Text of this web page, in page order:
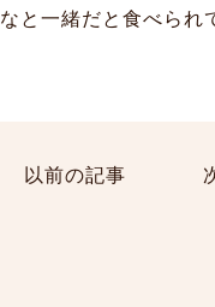
と一緒だと食べられ
以前の記事